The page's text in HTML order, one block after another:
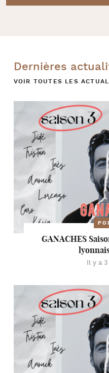
Dernières
VOIR TOUTES LES
GANACHES
Il y a